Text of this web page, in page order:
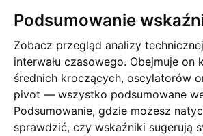
Podsumowanie
Zobacz przegląd analizy
interwału czasowego. Obejmuje on
średnich kroczących, oscylatorów
pivot — wszystko podsumowane
Podsumowanie, gdzie możesz
sprawdzić, czy wskaźniki sugerują